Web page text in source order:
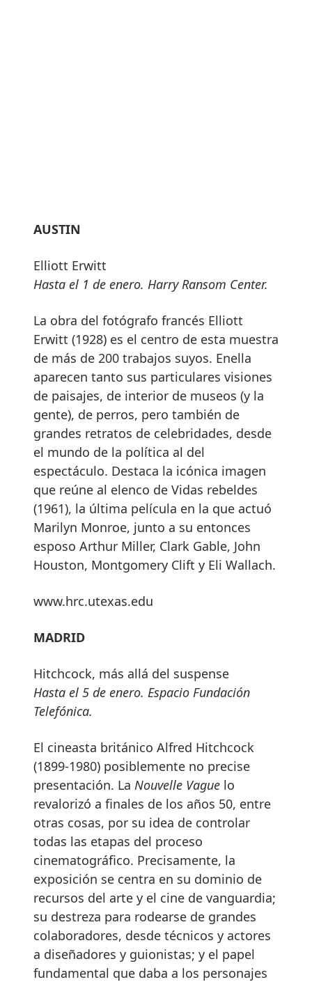
AUSTIN
Elliott Erwitt
Hasta el 1 de enero. Harry Ransom Center.
La obra del fotógrafo francés Elliott
Erwitt (1928) es el centro de esta muestra
de más de 200 trabajos suyos. Enella
aparecen tanto sus particulares visiones
de paisajes, de interior de museos (y la
gente), de perros, pero también de
grandes retratos de celebridades, desde
el mundo de la política al del
espectáculo. Destaca la icónica imagen
que reúne al elenco de Vidas rebeldes
(1961), la última película en la que actuó
Marilyn Monroe, junto a su entonces
esposo Arthur Miller, Clark Gable, John
Houston, Montgomery Clift y Eli Wallach.
www.hrc.utexas.edu
MADRID
Hitchcock, más allá del suspense
Hasta el 5 de enero. Espacio Fundación
Telefónica.
El cineasta británico Alfred Hitchcock
(1899-1980) posiblemente no precise
presentación. La Nouvelle Vague lo
revalorizó a finales de los años 50, entre
otras cosas, por su idea de controlar
todas las etapas del proceso
cinematográfico. Precisamente, la
exposición se centra en su dominio de
recursos del arte y el cine de vanguardia;
su destreza para rodearse de grandes
colaboradores, desde técnicos y actores
a diseñadores y guionistas; y el papel
fundamental que daba a los personajes